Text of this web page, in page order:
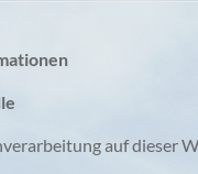
auf dieser